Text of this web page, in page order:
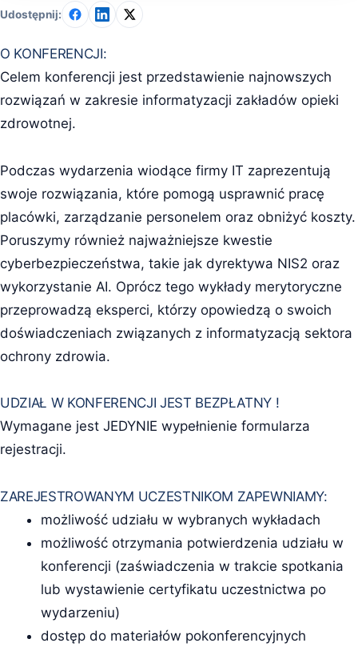
Udostępnij:
O KONFERENCJI:
Celem konferencji jest przedstawienie najnowszych
rozwiązań w zakresie informatyzacji zakładów opieki
zdrowotnej.
Podczas wydarzenia wiodące firmy IT zaprezentują
swoje rozwiązania, które pomogą usprawnić pracę
placówki, zarządzanie personelem oraz obniżyć koszty.
Poruszymy również najważniejsze kwestie
cyberbezpieczeństwa, takie jak dyrektywa NIS2 oraz
wykorzystanie AI. Oprócz tego wykłady merytoryczne
przeprowadzą eksperci, którzy opowiedzą o swoich
doświadczeniach związanych z informatyzacją sektora
ochrony zdrowia.
UDZIAŁ W KONFERENCJI JEST BEZPŁATNY !
Wymagane jest JEDYNIE wypełnienie formularza
rejestracji.
ZAREJESTROWANYM UCZESTNIKOM ZAPEWNIAMY:
możliwość udziału w wybranych wykładach
możliwość otrzymania potwierdzenia udziału w
konferencji (zaświadczenia w trakcie spotkania
lub wystawienie certyfikatu uczestnictwa po
wydarzeniu)
dostęp do materiałów pokonferencyjnych